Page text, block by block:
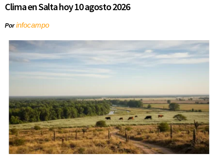
Clima en Salta hoy 10 agosto 2026
Porinfocampo